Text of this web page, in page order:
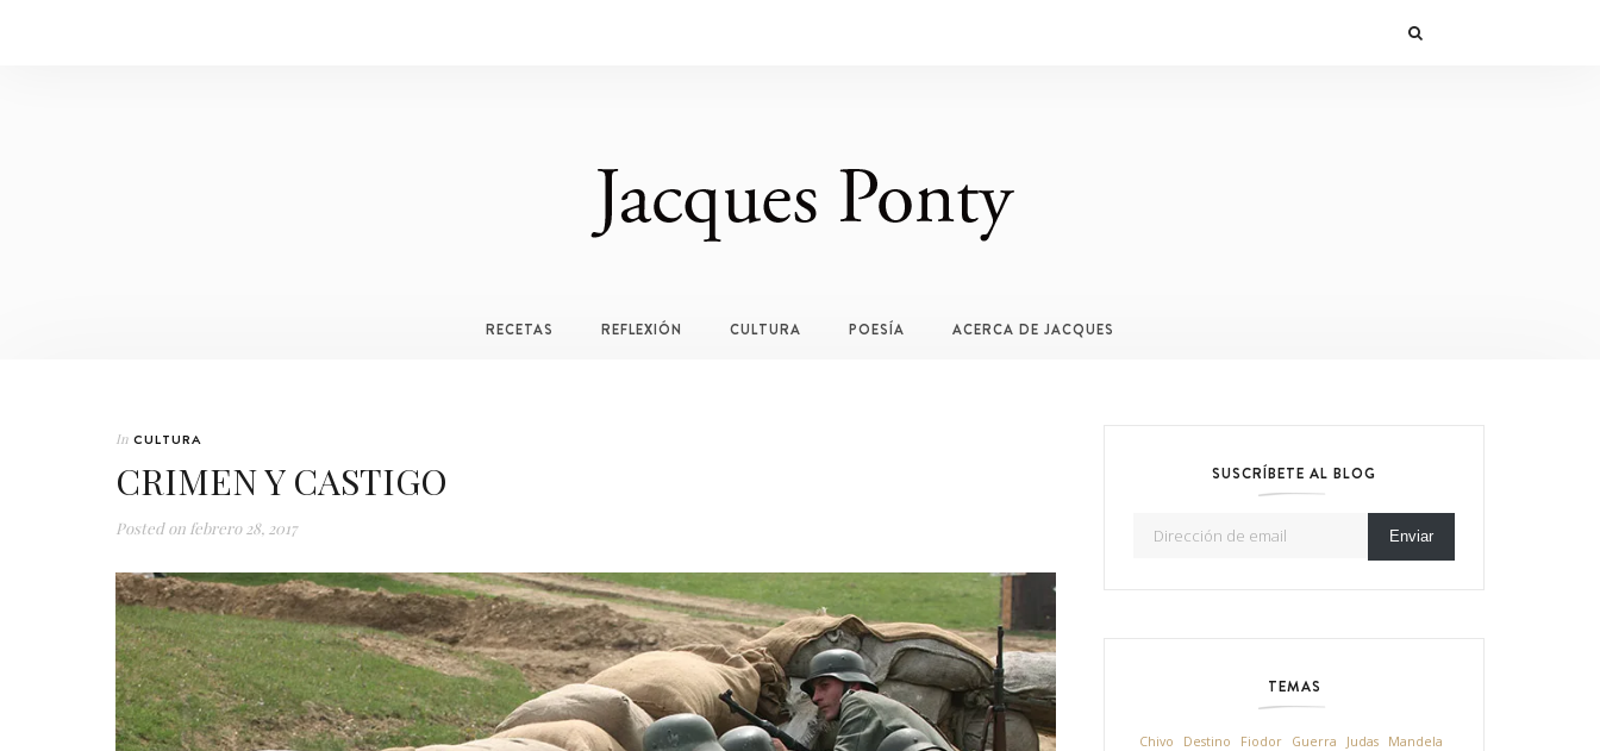
RECETAS REFLEXIÓN CULTURA POESÍA ACERCA DE JACQUES
In CULTURA
CRIMEN Y CASTIGO
Posted on febrero 28, 2017
SUSCRÍBETE AL BLOG
Enviar
TEMAS
Chivo Destino Fiodor Guerra Judas
Mandela